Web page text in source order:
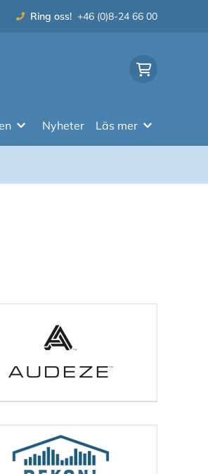
Ring oss! +46 (0)8-24 66 00
Nyheter Läs mer